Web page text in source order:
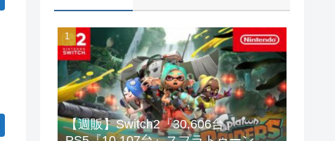
【週販】Switch2『30,606台』